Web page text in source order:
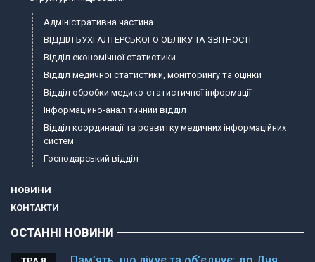
Адміністративна частина
ВІДДІЛ БУХГАЛТЕРСЬКОГО ОБЛІКУ ТА ЗВІТНОСТІ
Відділ економічної статистики
Відділ медичної статистики, моніторингу та оцінки
Відділ обробки медико-статистичної інформації
Інформаційно-аналітичний відділ
Відділ координації та розвитку медичних інформаційних
систем
Господарський відділ
НОВИНИ
КОНТАКТИ
ОСТАННІ НОВИНИ